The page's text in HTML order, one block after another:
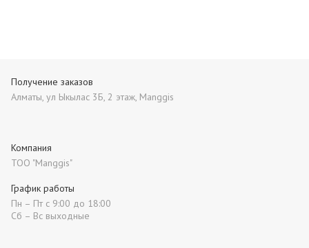
Получение заказов
Алматы, ул Ыкылас 3Б, 2 этаж, Manggis
Компания
ТОО "Manggis"
График работы
Пн – Пт с 9:00 до 18:00
Сб – Вс выходные